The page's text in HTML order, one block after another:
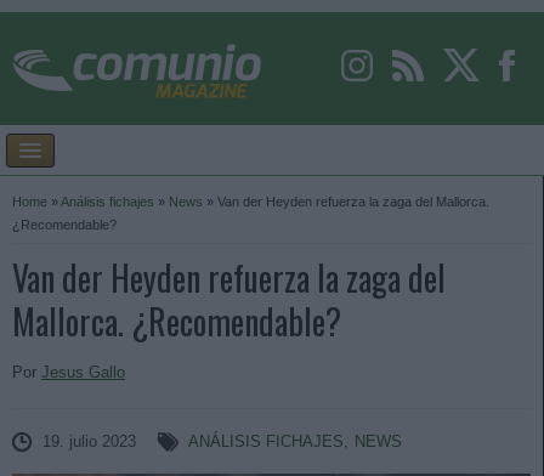
Home »Análisis fichajes » News » Van der Heyden refuerza la zaga del Mallorca.
¿Recomendable?
Van der Heyden refuerza la zaga del
Mallorca. ¿Recomendable?
Por Jesus Gallo
19. julio 2023 ANÁLISIS FICHAJES, NEWS